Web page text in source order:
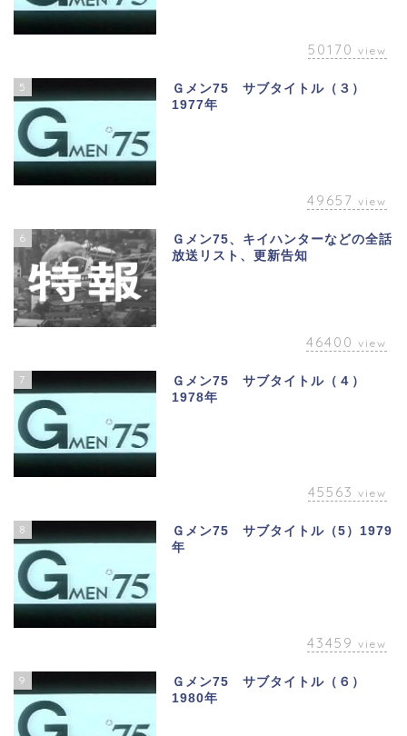
50170 view
5
Ｇメン75 サブタイトル（３）
1977年
49657 view
6
Ｇメン75、キイハンターなどの全話
放送リスト、更新告知
46400 view
7
Ｇメン75 サブタイトル（４）
1978年
45563 view
8
Ｇメン75 サブタイトル（5）1979
年
43459 view
9
Ｇメン75 サブタイトル（６）
1980年